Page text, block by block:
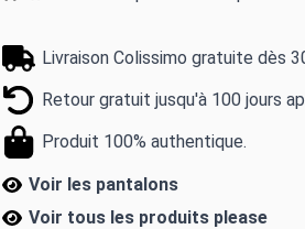
Livraison Colissimo gratuite dès
Retour gratuit jusqu'à 100 jours
Produit 100% authentique.
Voir les pantalons
Voir tous les produits please